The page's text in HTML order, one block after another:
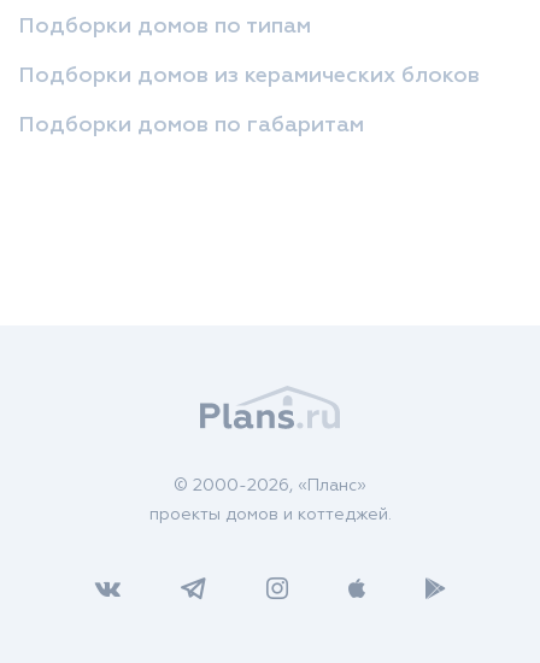
Подборки домов по типам
Подборки домов из керамических блоков
Подборки домов по габаритам
© 2000-2026, «Планс»
проекты домов и коттеджей.